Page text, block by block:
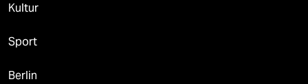
Kultur
Sport
Berlin